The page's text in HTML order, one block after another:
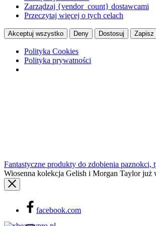
Zarządzaj {vendor_count} dostawcami
Przeczytaj więcej o tych celach
Akceptuj wszystko Deny Dostosuj Zapisz
Polityka Cookies
Polityka prywatności
Fantastyczne produkty do zdobienia paznokci,
Wiosenna kolekcja Gelish i Morgan Taylor już
facebook.com